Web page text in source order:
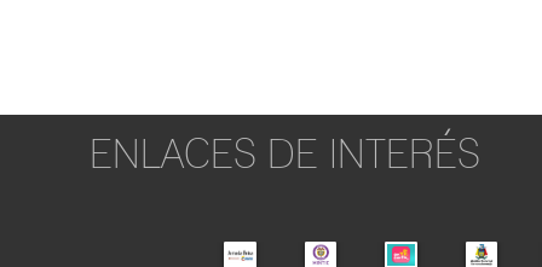
ENLACES DE INTERÉS